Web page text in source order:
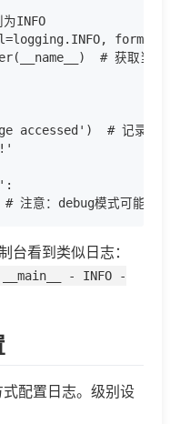
INFO
# 获取当前模
accessed')  # 记录INFO
台看到类似日志：
- INFO -
配置日志。级别设